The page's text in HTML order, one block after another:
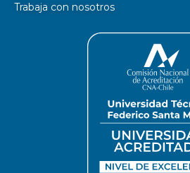
Trabaja con nosotros